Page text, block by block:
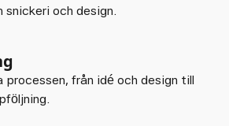
snickeri och design.
processen, från idé och design till